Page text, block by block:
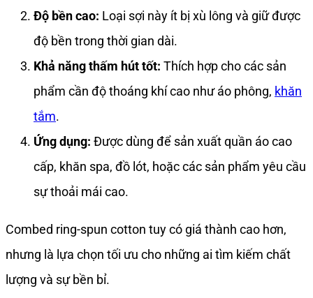
Độ bền cao: Loại sợi này ít bị xù lông và giữ được
độ bền trong thời gian dài.
Khả năng thấm hút tốt: Thích hợp cho các sản
phẩm cần độ thoáng khí cao như áo phông, khăn
tắm.
Ứng dụng: Được dùng để sản xuất quần áo cao
cấp, khăn spa, đồ lót, hoặc các sản phẩm yêu cầu
sự thoải mái cao.
Combed ring-spun cotton tuy có giá thành cao hơn,
nhưng là lựa chọn tối ưu cho những ai tìm kiếm chất
lượng và sự bền bỉ.